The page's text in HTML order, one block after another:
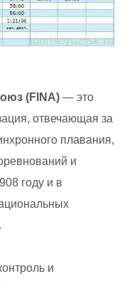
(FINA) — это
отвечающая за
плавания,
и
году и в
и